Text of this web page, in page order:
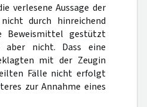
verlesene Aussage der
durch hinreichend
Beweismittel gestützt
nicht. Dass eine
mit der Zeugin
Fälle nicht erfolgt
zur Annahme eines